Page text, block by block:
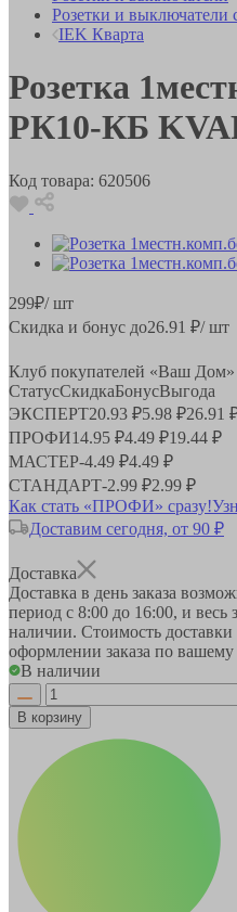
Розетки и выключатели
IEK Кварта
Розетка
РК10-КБ
Код товара: 620506
299₽/ шт
Скидка и бонус до26.91 ₽/ шт
Клуб покупателей «Ваш Дом»
СтатусСкидкаБонусВыгода
ЭКСПЕРТ20.93 ₽5.98 ₽26.91
ПРОФИ14.95 ₽4.49 ₽19.44 ₽
МАСТЕР-4.49 ₽4.49 ₽
СТАНДАРТ-2.99 ₽2.99 ₽
Как стать «ПРОФИ» сразу!
Доставим сегодня, от 90 ₽
Доставка
Доставка в день заказа
период с 8:00 до 16:00, и весь
наличии. Стоимость доставки
оформлении заказа по вашему
В наличии
В корзину